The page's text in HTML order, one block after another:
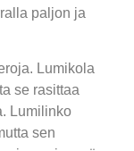
paljon ja
Lumikola
se rasittaa
Lumilinko
sen